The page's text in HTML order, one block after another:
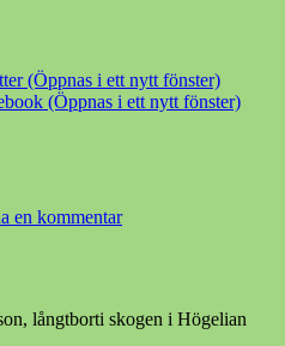
(Öppnas i ett nytt fönster)
(Öppnas i ett nytt fönster)
en kommentar
långtborti skogen i Högelian